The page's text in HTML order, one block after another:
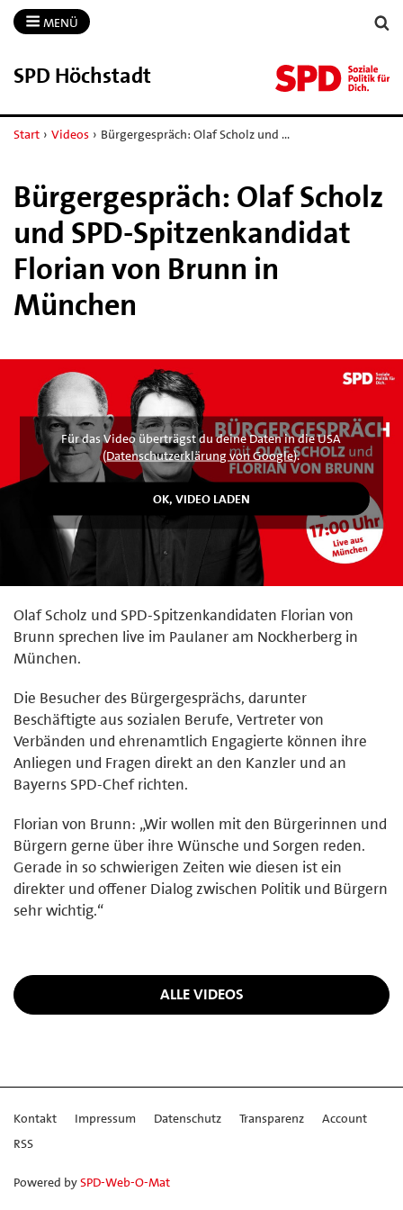
MENÜ
SPD Höchstadt
Start › Videos › Bürgergespräch: Olaf Scholz und …
Bürgergespräch: Olaf Scholz
und SPD-Spitzenkandidat
Florian von Brunn in
München
Für das Video überträgst du deine Daten in die USA
(Datenschutzerklärung von Google).
Olaf Scholz und SPD-Spitzenkandidaten Florian von
Brunn sprechen live im Paulaner am Nockherberg in
München.
Die Besucher des Bürgergesprächs, darunter
Beschäftigte aus sozialen Berufe, Vertreter von
Verbänden und ehrenamtlich Engagierte können ihre
Anliegen und Fragen direkt an den Kanzler und an
Bayerns SPD-Chef richten.
Florian von Brunn: „Wir wollen mit den Bürgerinnen und
Bürgern gerne über ihre Wünsche und Sorgen reden.
Gerade in so schwierigen Zeiten wie diesen ist ein
direkter und offener Dialog zwischen Politik und Bürgern
sehr wichtig.“
ALLE VIDEOS
Kontakt Impressum Datenschutz Transparenz
Account
RSS
Powered bySPD-Web-O-Mat